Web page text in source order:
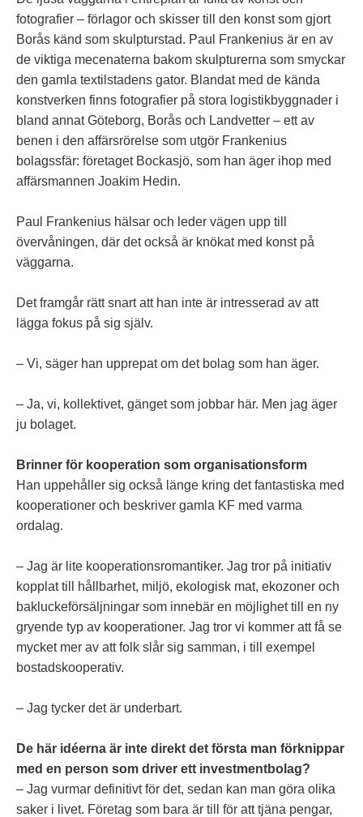
fotografier – förlagor och skisser till den konst som gjort
Borås känd som skulpturstad. Paul Frankenius är en av
de viktiga mecenaterna bakom skulpturerna som smyckar
den gamla textilstadens gator. Blandat med de kända
konstverken finns fotografier på stora logistikbyggnader i
bland annat Göteborg, Borås och Landvetter – ett av
benen i den affärsrörelse som utgör Frankenius
bolagssfär: företaget Bockasjö, som han äger ihop med
affärsmannen Joakim Hedin.
Paul Frankenius hälsar och leder vägen upp till
övervåningen, där det också är knökat med konst på
väggarna.
Det framgår rätt snart att han inte är intresserad av att
lägga fokus på sig själv.
– Vi, säger han upprepat om det bolag som han äger.
– Ja, vi, kollektivet, gänget som jobbar här. Men jag äger
ju bolaget.
Brinner för kooperation som organisationsform
Han uppehåller sig också länge kring det fantastiska med
kooperationer och beskriver gamla KF med varma
ordalag.
– Jag är lite kooperationsromantiker. Jag tror på initiativ
kopplat till hållbarhet, miljö, ekologisk mat, ekozoner och
bakluckeförsäljningar som innebär en möjlighet till en ny
gryende typ av kooperationer. Jag tror vi kommer att få se
mycket mer av att folk slår sig samman, i till exempel
bostadskooperativ.
– Jag tycker det är underbart.
De här idéerna är inte direkt det första man förknippar
med en person som driver ett investmentbolag?
– Jag vurmar definitivt för det, sedan kan man göra olika
saker i livet. Företag som bara är till för att tjäna pengar,